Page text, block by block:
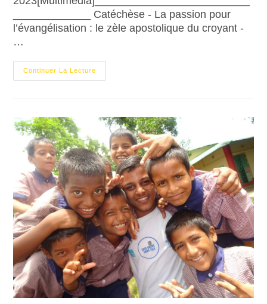
_____________ Catéchèse - La passion pour
l’évangélisation : le zèle apostolique du croyant -
…
Continuer La Lecture